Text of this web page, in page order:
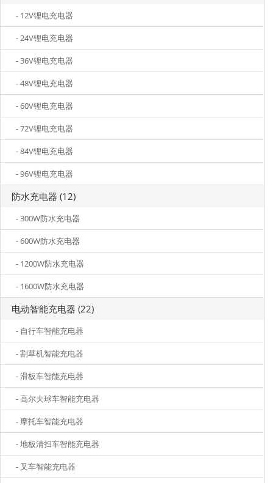
- 12V锂电充电器
- 24V锂电充电器
- 36V锂电充电器
- 48V锂电充电器
- 60V锂电充电器
- 72V锂电充电器
- 84V锂电充电器
- 96V锂电充电器
防水充电器 (12)
- 300W防水充电器
- 600W防水充电器
- 1200W防水充电器
- 1600W防水充电器
电动智能充电器 (22)
- 自行车智能充电器
- 割草机智能充电器
- 滑板车智能充电器
- 高尔夫球车智能充电器
- 摩托车智能充电器
- 地板清扫车智能充电器
- 叉车智能充电器